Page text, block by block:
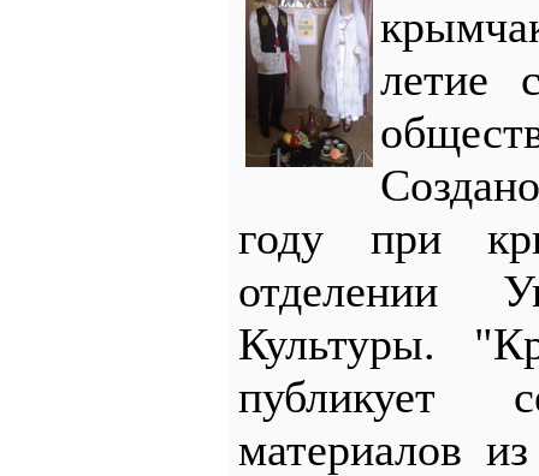
летие
году при
отделении
Культуры.
публикует
материалов